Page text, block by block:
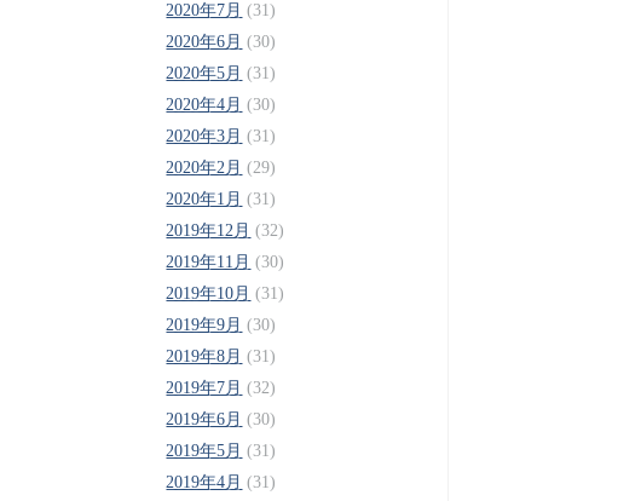
2020年7月 (31)
2020年6月 (30)
2020年5月 (31)
2020年4月 (30)
2020年3月 (31)
2020年2月 (29)
2020年1月 (31)
2019年12月 (32)
2019年11月 (30)
2019年10月 (31)
2019年9月 (30)
2019年8月 (31)
2019年7月 (32)
2019年6月 (30)
2019年5月 (31)
2019年4月 (31)